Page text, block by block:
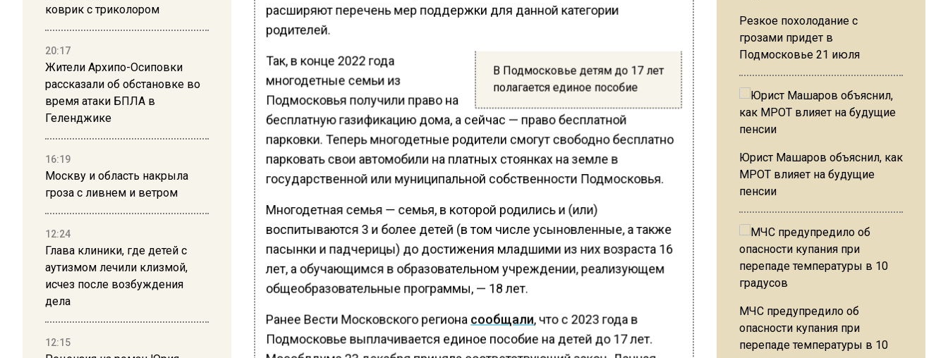
коврик с триколором
20:17
Жители Архипо-Осиповки
рассказали об обстановке во
время атаки БПЛА в
Геленджике
16:19
Москву и область накрыла
гроза с ливнем и ветром
12:24
Глава клиники, где детей с
аутизмом лечили клизмой,
исчез после возбуждения
дела
12:15
расширяют перечень мер поддержки для данной категории
родителей.
В Подмосковье детям до 17 лет
полагается единое пособие
Так, в конце 2022 года
многодетные семьи из
Подмосковья получили право на
бесплатную газификацию дома, а сейчас — право бесплатной
парковки. Теперь многодетные родители смогут свободно бесплатно
парковать свои автомобили на платных стоянках на земле в
государственной или муниципальной собственности Подмосковья.
Многодетная семья — семья, в которой родились и (или)
воспитываются 3 и более детей (в том числе усыновленные, а также
пасынки и падчерицы) до достижения младшими из них возраста 16
лет, а обучающимся в образовательном учреждении, реализующем
общеобразовательные программы, — 18 лет.
Ранее Вести Московского региона сообщали, что с 2023 года в
Подмосковье выплачивается единое пособие на детей до 17 лет.
Резкое похолодание с
грозами придет в
Подмосковье 21 июля
Юрист Машаров объяснил, как
МРОТ влияет на будущие
пенсии
МЧС предупредило об
опасности купания при
перепаде температуры в 10